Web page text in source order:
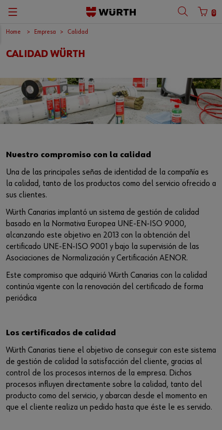
0
Volver
Numero de Socio
¿Olvidaste tu contraseña?
Login
¿Quieres ser un cliente online?
Ventas solo a clientes comerciales
Regístrate ahora
Volver
Catálogos
Volver
Servicio Técnico de Máquinas
Donde Comprar
Despiece y Manuales
Renting de Maquinas
Biblioteca
Eprocurement
Libreria Técnica
Catalogo Digital
Personalizacion Textil
Suscripcion Würth
Click and Collect
Volver
Compliance
Direccion
Nuestra Empresa
Trabaja con Nosotros
Cuestionario Proveedores
Sectores
Volver
Localizador Tiendas
Ubicacion Tiendas
Volver
Español
Home Empresa Calidad
CALIDAD WÜRTH
Nuestro compromiso con la calidad
Una de las principales señas de identidad de la compañía es
la calidad, tanto de los productos como del servicio ofrecido a
sus clientes.
Würth Canarias implantó un sistema de gestión de calidad
basado en la Normativa Europea UNE-EN-ISO 9000,
alcanzando este objetivo en 2013 con la obtención del
certificado UNE-EN-ISO 9001 y bajo la supervisión de las
Asociaciones de Normalización y Certificación AENOR.
Este compromiso que adquirió Würth Canarias con la calidad
continúa vigente con la renovación del certificado de forma
periódica
Los certificados de calidad
Würth Canarias tiene el objetivo de conseguir con este sistema
de gestión de calidad la satisfacción del cliente, gracias al
control de los procesos internos de la empresa. Dichos
procesos influyen directamente sobre la calidad, tanto del
producto como del servicio, y abarcan desde el momento en
que el cliente realiza un pedido hasta que éste le es servido.